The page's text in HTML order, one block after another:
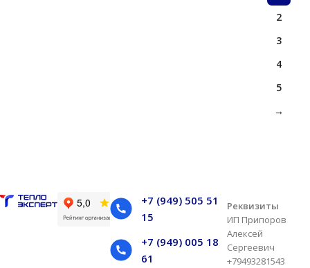
2
3
4
5
→
+7 (949) 505 51
15
+7 (949) 005 18
61
Реквизиты
ИП Припоров
Алексей
Сергеевич
+79493281543